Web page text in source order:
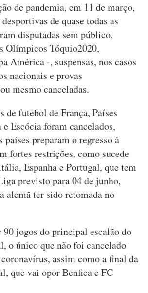
de pandemia, em 11 de março,
de quase todas as
disputadas sem público,
Olímpicos Tóquio2020,
América -, suspensas, nos casos
nacionais e provas
mesmo canceladas.
de futebol de França, Países
Escócia foram cancelados,
países preparam o regresso à
fortes restrições, como sucede
Espanha e Portugal, que tem
previsto para 04 de junho,
alemã ter sido retomada no
jogos do principal escalão do
o único que não foi cancelado
assim como a final da
que vai opor Benfica e FC